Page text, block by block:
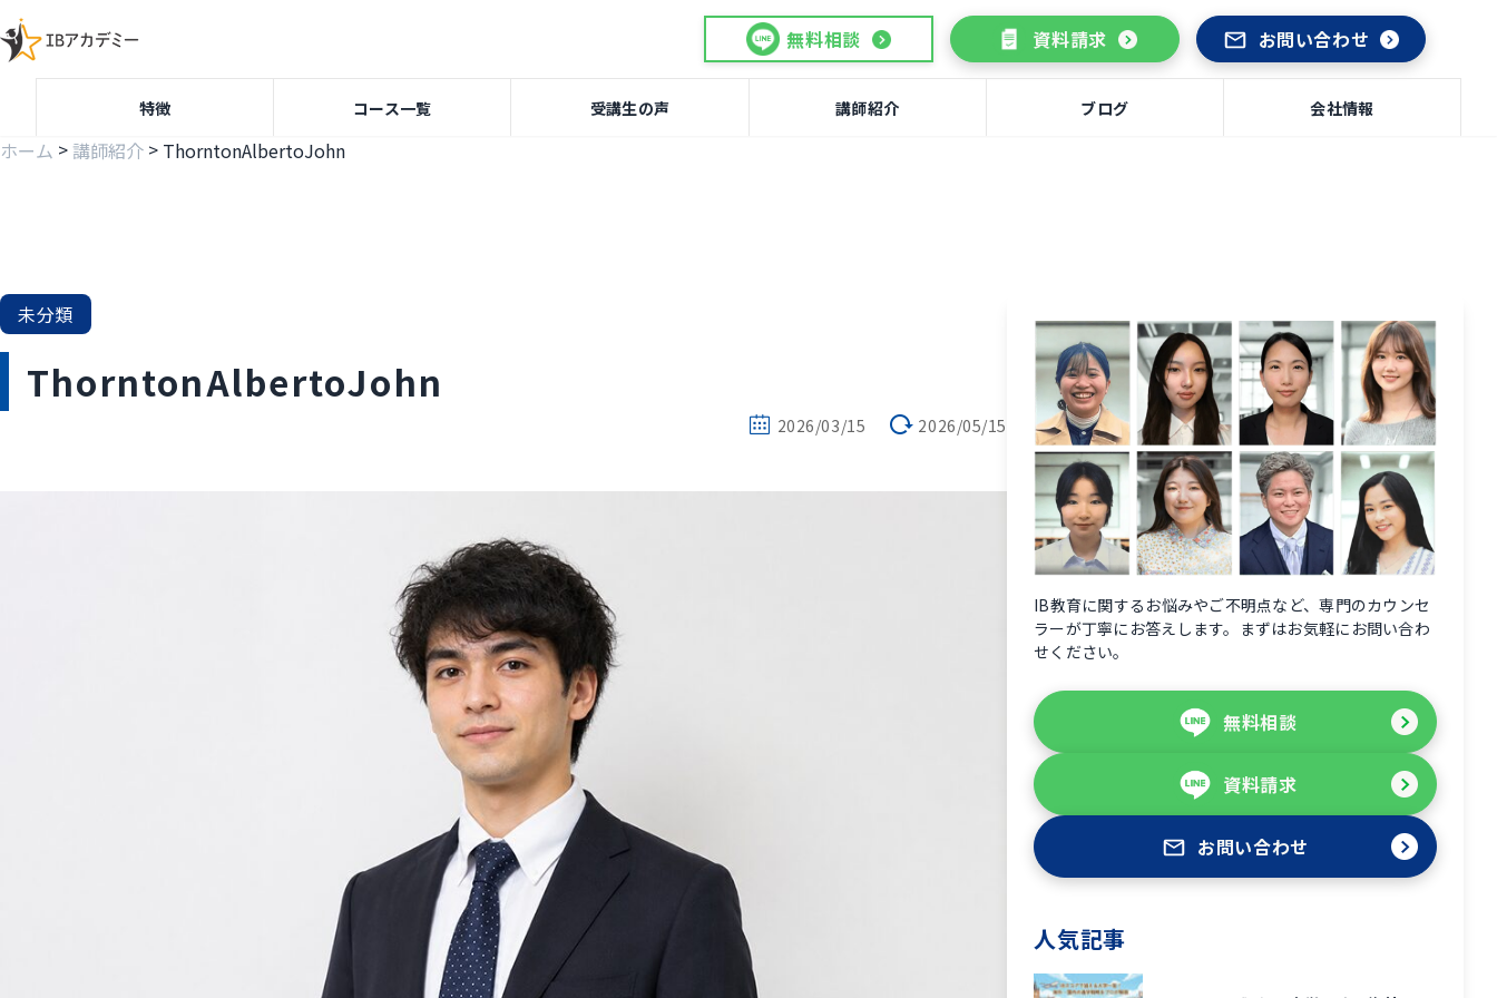
無料相談 資料請求 お問い合わせ
特徴 コース一覧 受講生の声 講師紹介 ブログ 会社情報
ホーム > 講師紹介 > ThorntonAlbertoJohn
未分類
ThorntonAlbertoJohn
2026/03/15 2026/05/15
IB教育に関するお悩みやご不明点など、専門のカウンセ
ラーが丁寧にお答えします。まずはお気軽にお問い合わ
せください。
無料相談
資料請求
お問い合わせ
人気記事